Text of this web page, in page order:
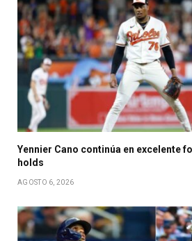
Yennier Cano continúa en excelente
holds
AGOSTO 6, 2026